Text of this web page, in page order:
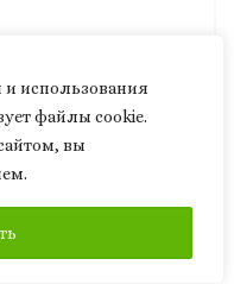
использования
файлы cookie.
вы